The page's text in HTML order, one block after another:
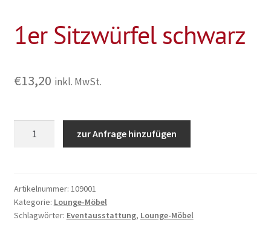
1er Sitzwürfel schwarz
€13,20 inkl. MwSt.
zur Anfrage hinzufügen
Artikelnummer: 109001
Kategorie: Lounge-Möbel
Schlagwörter: Eventausstattung, Lounge-Möbel